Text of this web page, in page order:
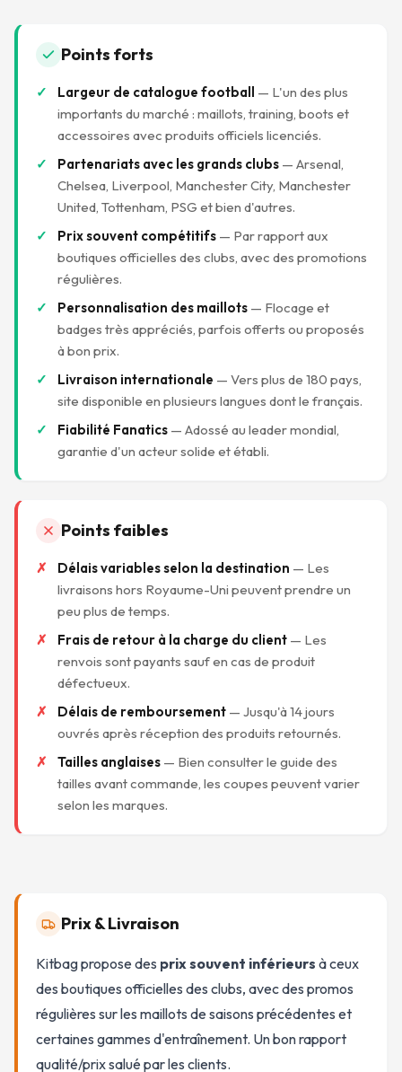
Points forts
Largeur de catalogue football — L'un des plus
importants du marché : maillots, training, boots et
accessoires avec produits officiels licenciés.
Partenariats avec les grands clubs — Arsenal,
Chelsea, Liverpool, Manchester City, Manchester
United, Tottenham, PSG et bien d'autres.
Prix souvent compétitifs — Par rapport aux
boutiques officielles des clubs, avec des promotions
régulières.
Personnalisation des maillots — Flocage et
badges très appréciés, parfois offerts ou proposés
à bon prix.
Livraison internationale — Vers plus de 180 pays,
site disponible en plusieurs langues dont le français.
Fiabilité Fanatics — Adossé au leader mondial,
garantie d'un acteur solide et établi.
Points faibles
Délais variables selon la destination — Les
livraisons hors Royaume-Uni peuvent prendre un
peu plus de temps.
Frais de retour à la charge du client — Les
renvois sont payants sauf en cas de produit
défectueux.
Délais de remboursement — Jusqu'à 14 jours
ouvrés après réception des produits retournés.
Tailles anglaises — Bien consulter le guide des
tailles avant commande, les coupes peuvent varier
selon les marques.
Prix & Livraison
Kitbag propose des prix souvent inférieurs à ceux
des boutiques officielles des clubs, avec des promos
régulières sur les maillots de saisons précédentes et
certaines gammes d'entraînement. Un bon rapport
qualité/prix salué par les clients.